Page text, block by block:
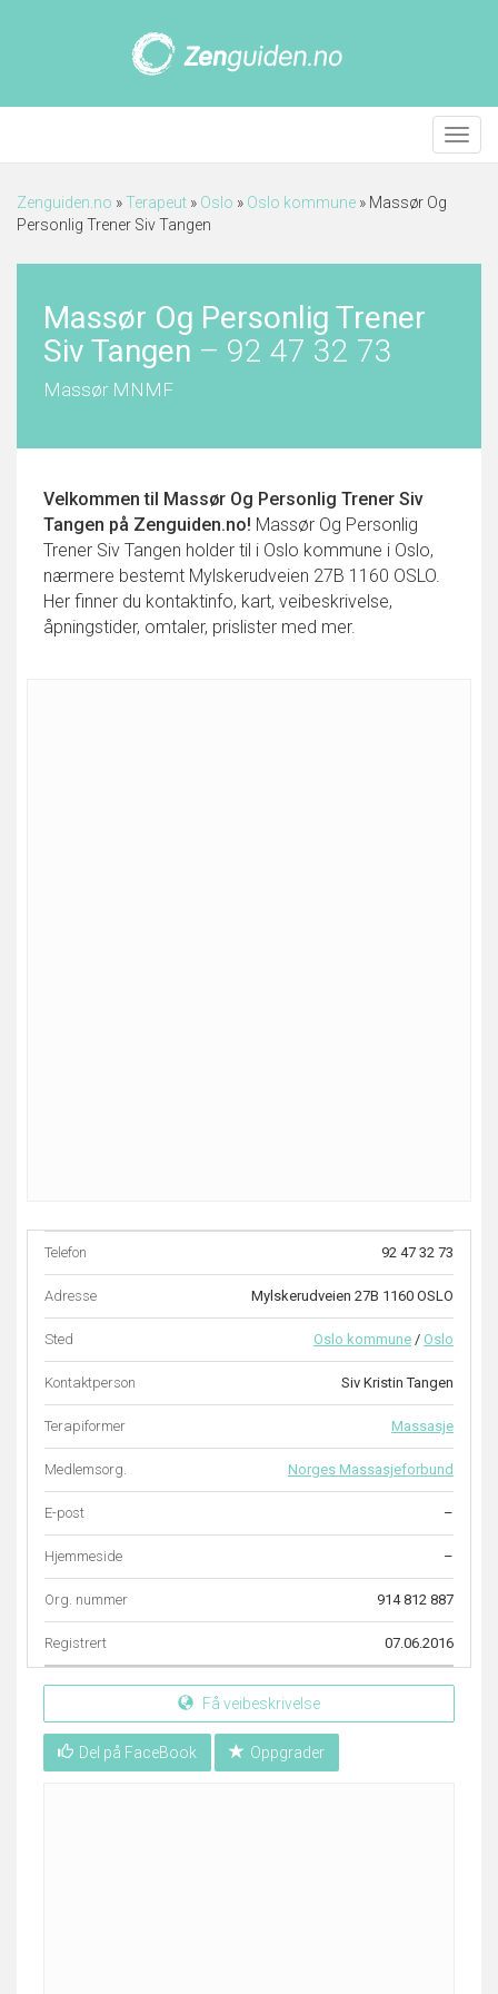
Meny
Zenguiden.no »Terapeut » Oslo » Oslo kommune » Massør Og
Personlig Trener Siv Tangen
Massør Og Personlig Trener
Siv Tangen – 92 47 32 73
Massør MNMF
Velkommen til Massør Og Personlig Trener Siv
Tangen på Zenguiden.no! Massør Og Personlig
Trener Siv Tangen holder til i Oslo kommune i Oslo,
nærmere bestemt Mylskerudveien 27B 1160 OSLO.
Her finner du kontaktinfo, kart, veibeskrivelse,
åpningstider, omtaler, prislister med mer.
Telefon 92 47 32 73
Adresse Mylskerudveien 27B 1160 OSLO
Sted Oslo kommune / Oslo
Kontaktperson Siv Kristin Tangen
Terapiformer Massasje
Medlemsorg. Norges Massasjeforbund
E-post –
Hjemmeside –
Org. nummer 914 812 887
Registrert 07.06.2016
Få veibeskrivelse
Del på FaceBook Oppgrader